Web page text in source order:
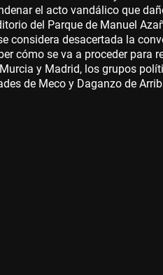
el acto vandálico que
del Parque de Manuel
considera desacertada la
cómo se va a proceder para
y Madrid, los grupos
de Meco y Daganzo de